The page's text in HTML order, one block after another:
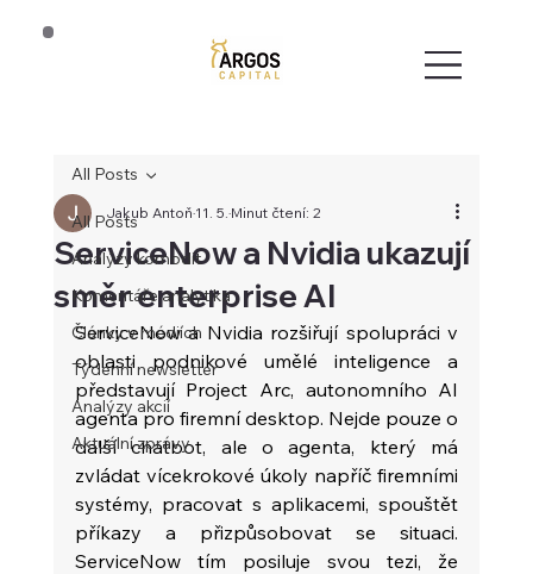
All Posts
Analýzy komodit
Komentáře analytika
Články v médiích
Týdenní newsletter
Analýzy akcií
Aktuální zprávy
All Posts
ServiceNow a Nvidia ukazují
směr enterprise AI
Jakub Antoň11. 5. Minut čtení: 2
ServiceNow a Nvidia rozšiřují spolupráci v
oblasti podnikové umělé inteligence a
představují Project Arc, autonomního AI
agenta pro firemní desktop. Nejde pouze o
další chatbot, ale o agenta, který má
zvládat vícekrokové úkoly napříč firemními
systémy, pracovat s aplikacemi, spouštět
příkazy a přizpůsobovat se situaci.
ServiceNow tím posiluje svou tezi, že